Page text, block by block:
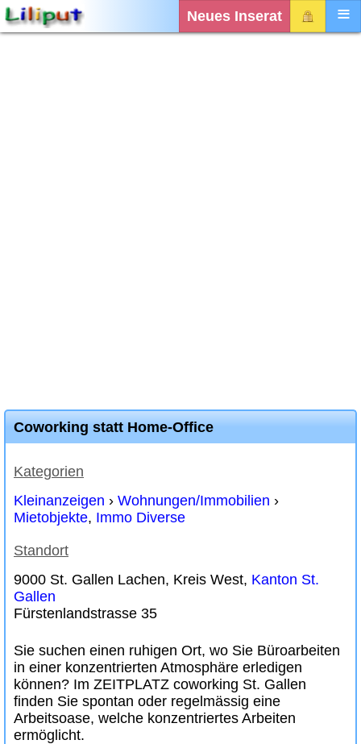
Neues Inserat
Coworking statt Home-Office
Kategorien
Kleinanzeigen › Wohnungen/Immobilien ›
Mietobjekte, Immo Diverse
Standort
9000 St. Gallen Lachen, Kreis West, Kanton St.
Gallen
Fürstenlandstrasse 35
Sie suchen einen ruhigen Ort, wo Sie Büroarbeiten
in einer konzentrierten Atmosphäre erledigen
können? Im ZEITPLATZ coworking St. Gallen
finden Sie spontan oder regelmässig eine
Arbeitsoase, welche konzentriertes Arbeiten
ermöglicht.